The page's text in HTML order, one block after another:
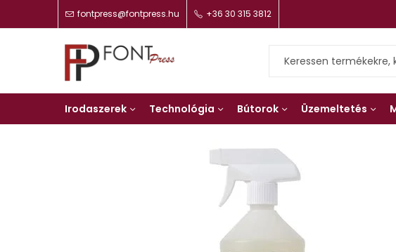
fontpress@fontpress.hu +36 30 315 3812
Irodaszerek Technológia Bútorok Üzemeltetés